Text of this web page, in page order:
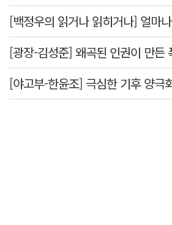
[백정우의 읽거나 읽히거나] 얼마
[광장-김성준] 왜곡된 인권이 만든
[야고부-한윤조] 극심한 기후 양극